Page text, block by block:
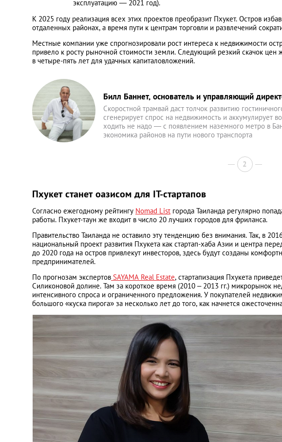
эксплуатацию — 2021 год).
К 2025 году реализация всех этих проектов преобразит Пхукет. Остров
отдаленных районах, а время пути к центрам торговли и развлечений
Местные компании уже спрогнозировали рост интереса к недвижимости
привело к росту рыночной стоимости земли. Следующий резкий скачок цен
в четыре-пять лет для удачных капиталовложений.
Билл Баннет, основатель и управляющий
Скоростной трамвай даст толчок развитию
сгенерирует спрос на недвижимость и аккумулирует
ходить не надо — с появлением наземного метро в
экономика районов на пути нового транспорта
2
Пхукет станет оазисом для IT-стартапов
Согласно ежегодному рейтингу Nomad List города Таиланда регулярно
работы. Пхукет-таун же входит в число 20 лучших городов для фриланса.
Правительство Таиланда не оставило эту тенденцию без внимания. Так, в
национальный проект развития Пхукета как стартап-хаба Азии и центра
до 2020 года на остров привлекут инвесторов, здесь будут созданы
предпринимателей.
По прогнозам экспертов SAYAMA Real Estate, стартапизация Пхукета
Силиконовой долине. Там за короткое время (2010 – 2013 гг.) микрорынок
интенсивного спроса и ограниченного предложения. У покупателей
большого «куска пирога» за несколько лет до того, как начнется